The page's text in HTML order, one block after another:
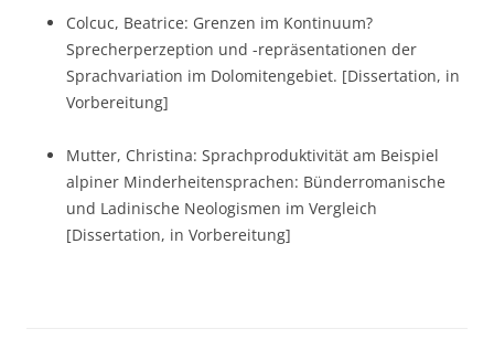
Colcuc, Beatrice: Grenzen im Kontinuum?
Sprecherperzeption und -repräsentationen der
Sprachvariation im Dolomitengebiet. [Dissertation, in
Vorbereitung]
Mutter, Christina: Sprachproduktivität am Beispiel
alpiner Minderheitensprachen: Bünderromanische
und Ladinische Neologismen im Vergleich
[Dissertation, in Vorbereitung]